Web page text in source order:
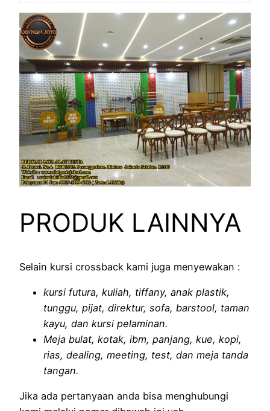
PRODUK LAINNYA
Selain kursi crossback kami juga menyewakan :
kursi futura, kuliah, tiffany, anak plastik,
tunggu, pijat, direktur, sofa, barstool, taman
kayu, dan kursi pelaminan.
Meja bulat, kotak, ibm, panjang, kue, kopi,
rias, dealing, meeting, test, dan meja tanda
tangan.
Jika ada pertanyaan anda bisa menghubungi